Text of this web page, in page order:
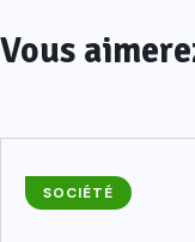
Vous
SOCIÉTÉ